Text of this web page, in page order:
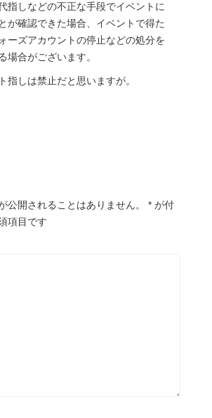
指しなどの不正な手段でイベントに
が確認できた場合、イベントで得た
ーズアカウントの停止などの処分を
場合がございます。
指しは禁止だと思いますが。
公開されることはありません。 * が付
項目です